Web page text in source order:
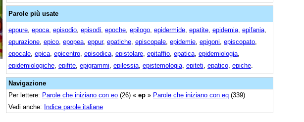
Parole più usate
eppure epoca episodio episodi epoche epilogo epidermide epatite epidemia epifania
epurazione epico epopea eppur, epatiche episcopale epidemie epigoni episcopato
epocale epica epicentro episodica epistolare epitaffio epatica epidemiologia
epidemiologiche epifite epigrammi epilessia epistemologia epiteti epatico epiche
Navigazione
Per lettere: Parole che iniziano con eo (26) « ep » Parole che iniziano con eq (339)
Vedi anche: Indice parole italiane